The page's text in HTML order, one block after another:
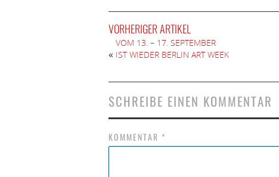
VORHERIGER ARTIKEL
«
VOM 13. – 17. SEPTEMBER
IST WIEDER BERLIN ART WEEK
SCHREIBE EINEN KOMMENTAR
KOMMENTAR *